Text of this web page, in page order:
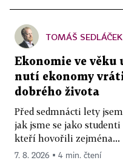
TOMÁŠ SEDLÁČEK
Ekonomie ve věku
nutí ekonomy
dobrého života
Před sedmnácti lety
jak jsme se jako
kteří hovořili zejména...
7. 8. 2026 ▪ 4 min. čtení